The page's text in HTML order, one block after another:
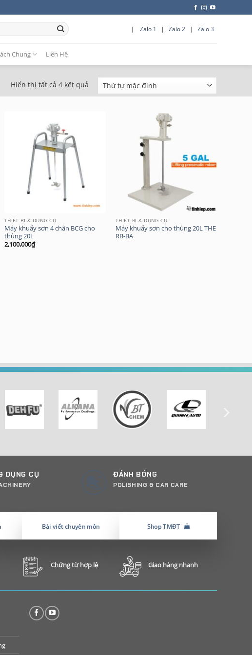
| Zalo 1 | Zalo 2 | Zalo 3
Chung Liên Hệ
Hiển thị tất cả 4 kết quả
THIẾT BỊ & DỤNG CỤ
Máy khuấy sơn 4 chân BCG cho
thùng 20L
2,100,000₫
THIẾT BỊ & DỤNG CỤ
Máy khuấy sơn cho thùng 20L THE
RB-BA
DỤNG CỤ ĐÁNH BÓNG
POLISHING & CAR CARE
Bài viết chuyên môn Shop TMĐT
Chứng từ hợp lệ Giao hàng nhanh